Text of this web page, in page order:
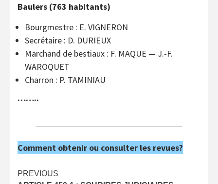
Baulers (763 habitants)
Bourgmestre : E. VIGNERON
Secrétaire : D. DURIEUX
Marchand de bestiaux : F. MAQUE — J.-F.
WAROQUET
Charron : P. TAMINIAU
……..
Comment obtenir ou consulter les revues?
Post
PREVIOUS